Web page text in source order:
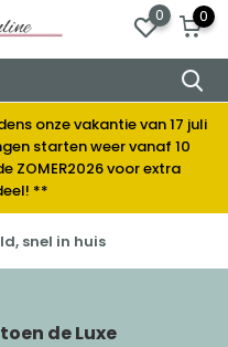
0 0
onze vakantie van 17 juli
starten weer vanaf 10
ZOMER2026 voor extra
**
de Luxe